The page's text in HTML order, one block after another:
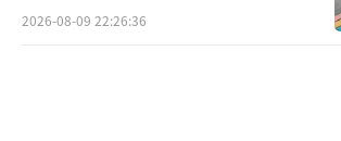
2026-08-09 22:26:36